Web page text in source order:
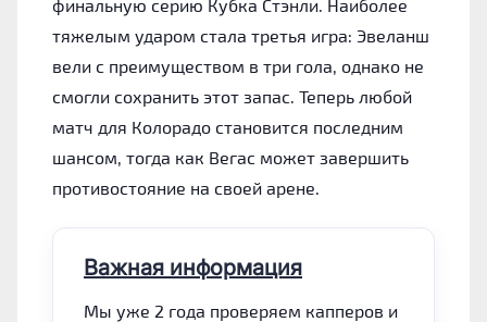
финальную серию Кубка Стэнли. Наиболее
тяжелым ударом стала третья игра: Эвеланш
вели с преимуществом в три гола, однако не
смогли сохранить этот запас. Теперь любой
матч для Колорадо становится последним
шансом, тогда как Вегас может завершить
противостояние на своей арене.
Важная информация
Мы уже 2 года проверяем капперов и